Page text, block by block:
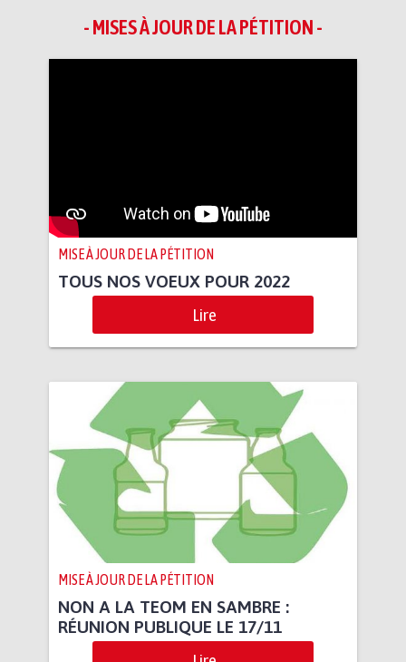
- MISES À JOUR DE LA PÉTITION -
MISE À JOUR DE LA PÉTITION
TOUS NOS VOEUX POUR 2022
Lire
MISE À JOUR DE LA PÉTITION
NON A LA TEOM EN SAMBRE :
RÉUNION PUBLIQUE LE 17/11